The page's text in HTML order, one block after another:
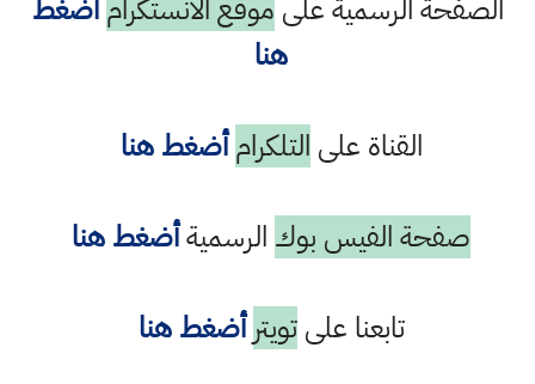
الصفحة الرسمية على موقع الانستكرام أضغط
هنا
القناة على التلكرام أضغط هنا
صفحة الفيس بوك الرسميةأضغط هنا
تابعنا علىتويتر أضغط هنا